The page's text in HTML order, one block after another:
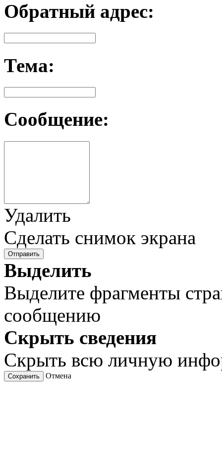
Обратный адрес:
Тема:
Сообщение:
Удалить
Сделать снимок экрана
Отправить
Выделить
Выделите фрагменты
сообщению
Скрыть сведения
Скрыть всю личную
Сохранить Отмена